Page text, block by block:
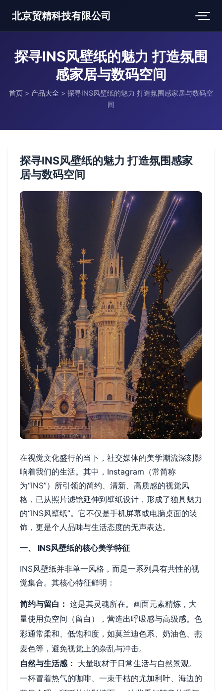
北京贸精科技有限公司
探寻INS风壁纸的魅力 打造氛围
感家居与数码空间
首页 > 产品大全 > 探寻INS风壁纸的魅力 打造氛围感家居与数码空
间
探寻INS风壁纸的魅力 打造氛围感家
居与数码空间
在视觉文化盛行的当下，社交媒体的美学潮流深刻影
响着我们的生活。其中，Instagram（常简称
为“INS”）所引领的简约、清新、高质感的视觉风
格，已从照片滤镜延伸到壁纸设计，形成了独具魅力
的“INS风壁纸”。它不仅是手机屏幕或电脑桌面的装
饰，更是个人品味与生活态度的无声表达。
一、 INS风壁纸的核心美学特征
INS风壁纸并非单一风格，而是一系列具有共性的视
觉集合。其核心特征鲜明：
简约与留白： 这是其灵魂所在。画面元素精炼，大
量使用负空间（留白），营造出呼吸感与高级感。色
彩通常柔和、低饱和度，如莫兰迪色系、奶油色、燕
麦色等，避免视觉上的杂乱与冲击。
自然与生活感： 大量取材于日常生活与自然景观。
一杯冒着热气的咖啡、一束干枯的尤加利叶、海边的